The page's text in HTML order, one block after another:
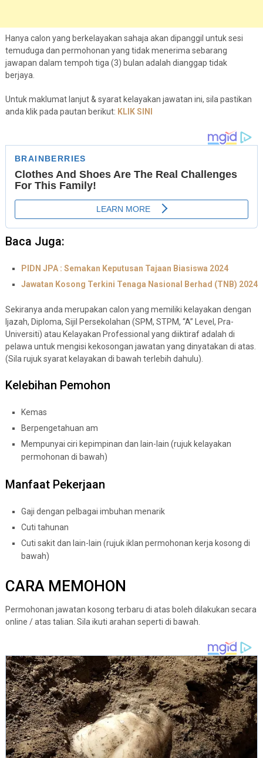
Hanya calon yang berkelayakan sahaja akan dipanggil untuk sesi
temuduga dan permohonan yang tidak menerima sebarang
jawapan dalam tempoh tiga (3) bulan adalah dianggap tidak
berjaya.
Untuk maklumat lanjut & syarat kelayakan jawatan ini, sila pastikan
anda klik pada pautan berikut: KLIK SINI
Baca Juga:
PIDN JPA : Semakan Keputusan Tajaan Biasiswa 2024
Jawatan Kosong Terkini Tenaga Nasional Berhad (TNB) 2024
Sekiranya anda merupakan calon yang memiliki kelayakan dengan
Ijazah, Diploma, Sijil Persekolahan (SPM, STPM, “A” Level, Pra-
Universiti) atau Kelayakan Professional yang diiktiraf adalah di
pelawa untuk mengisi kekosongan jawatan yang dinyatakan di atas.
(Sila rujuk syarat kelayakan di bawah terlebih dahulu).
Kelebihan Pemohon
Kemas
Berpengetahuan am
Mempunyai ciri kepimpinan dan lain-lain (rujuk kelayakan
permohonan di bawah)
Manfaat Pekerjaan
Gaji dengan pelbagai imbuhan menarik
Cuti tahunan
Cuti sakit dan lain-lain (rujuk iklan permohonan kerja kosong di
bawah)
CARA MEMOHON
Permohonan jawatan kosong terbaru di atas boleh dilakukan secara
online / atas talian. Sila ikuti arahan seperti di bawah.